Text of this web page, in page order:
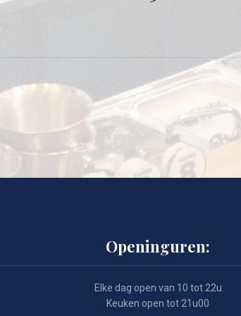
Openinguren:
Elke dag open van 10 tot 22u
Keuken open tot 21u00